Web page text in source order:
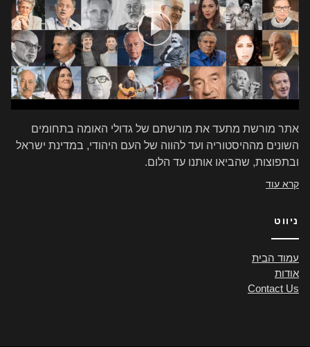
אתר מורשת מתעד את מורשתם של גדולי האומה בתחומים
השונים מההיסטוריה ועד להווה של העם היהודי, במדינת ישראל
ובתפוצות, שהביאו אותנו עד הלום.
קרא עוד
ניווט
עמוד הבית
אודות
Contact Us